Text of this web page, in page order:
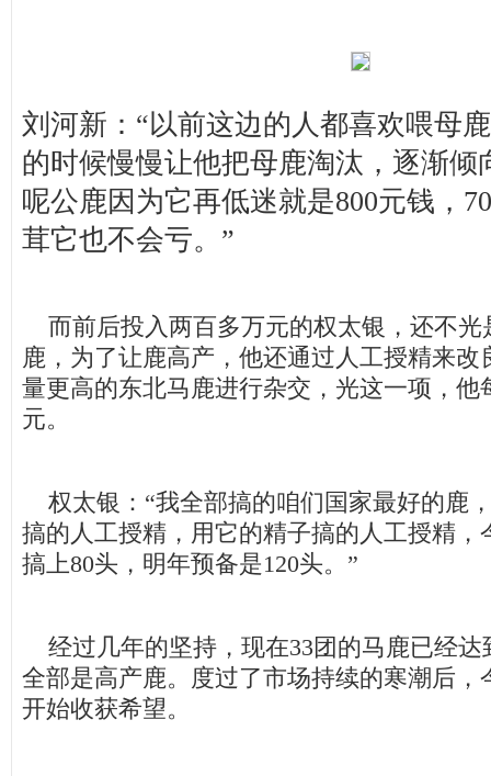
刘河新：“以前这边的人都喜欢喂母
的时候慢慢让他把母鹿淘汰，逐渐倾
呢公鹿因为它再低迷就是800元钱，
茸它也不会亏。”
而前后投入两百多万元的权太银，还不光
鹿，为了让鹿高产，他还通过人工授精来改
量更高的东北马鹿进行杂交，光这一项，他
元。
权太银：“我全部搞的咱们国家最好的鹿
搞的人工授精，用它的精子搞的人工授精，
搞上80头，明年预备是120头。”
经过几年的坚持，现在33团的马鹿已经达
全部是高产鹿。度过了市场持续的寒潮后，
开始收获希望。